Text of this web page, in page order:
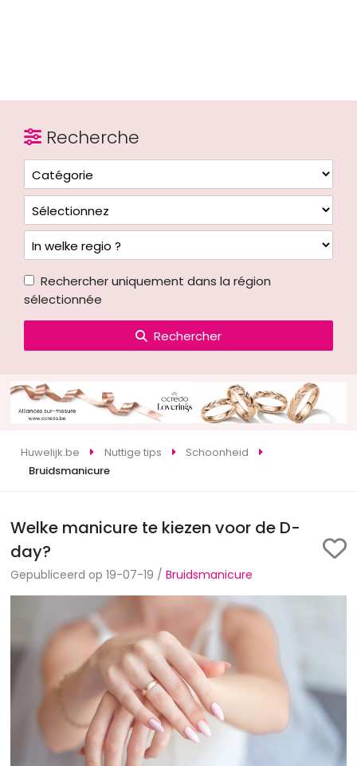
Recherche
Rechercher uniquement dans la région
sélectionnée
Rechercher
Huwelijk.be Nuttige tips
Schoonheid
Bruidsmanicure
Welke manicure te kiezen voor de D-
day?
Gepubliceerd op 19-07-19 /Bruidsmanicure